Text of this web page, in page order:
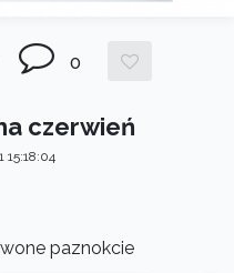
0
czerwień
15:18:04
paznokcie